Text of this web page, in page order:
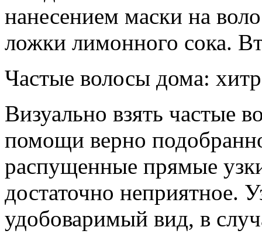
нанесением маски на
ложки лимонного сока.
Частые волосы дома:
Визуально взять частые
помощи верно
распущенные прямые
достаточно неприятное.
удобоваримый вид, в